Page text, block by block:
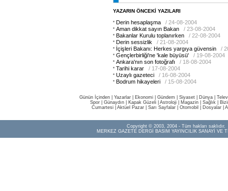
YAZARIN ÖNCEKİ YAZILARI
Derin hesaplaşma
/ 24-08-2004
Aman dikkat sayın Bakan
/ 23-08-2004
Bakanlar Kurulu toplanırken
/ 22-08-2004
Derin sessizlik
/ 21-08-2004
İçişleri Bakanı: Herkes yargıya güvensin
/
Gençlerbirliği'ne 'kale büyüsü'
/ 19-08-2004
Ankara'nın son fotoğrafı
/ 18-08-2004
Tarihi karar
/ 17-08-2004
Uzaylı gazeteci
/ 16-08-2004
Bodrum hikayeleri
/ 15-08-2004
Günün İçinden Yazarlar Ekonomi Gündem Siyaset Dünya |
Spor
Günaydın Kapak Güzeli Astroloji Magazin Sağlık
Cumartesi| Aktüel Pazar| Sarı Sayfalar| Otomobil Dosyalar|
Copyright © 2003, 2004 - Tüm hakları saklıdır.
MERKEZ GAZETE DERGİ BASIM YAYINCILIK SANAYİ VE